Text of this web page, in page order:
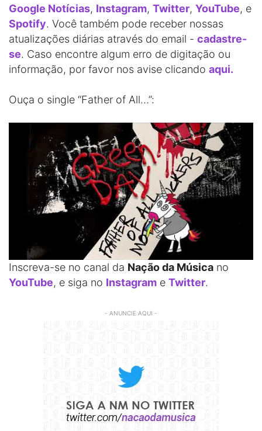
Google Notícias, Instagram, Twitter, YouTube, e
Spotify. Você também pode receber nossas
atualizações diárias através do email - cadastre-
se. Caso encontre algum erro de digitação ou
informação, por favor nos avise clicando aqui.
Ouça o single “Father of All…”:
Inscreva-se no canal da Nação da Música no
YouTube, e siga no Instagram e Twitter.
- ANUNCIE AQUI -